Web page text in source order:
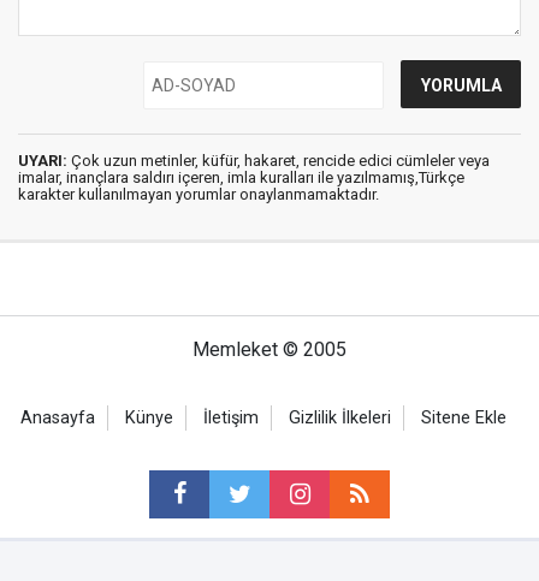
UYARI: Çok uzun metinler, küfür, hakaret, rencide edici cümleler veya
imalar, inançlara saldırı içeren, imla kuralları ile yazılmamış,Türkçe
karakter kullanılmayan yorumlar onaylanmamaktadır.
Memleket © 2005
Anasayfa Künye İletişim Gizlilik İlkeleri Sitene Ekle